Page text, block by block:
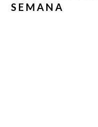
SEMANA